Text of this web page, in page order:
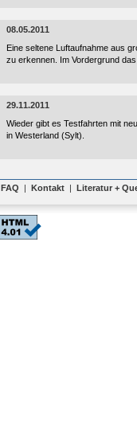
08.05.2011
Eine seltene Luftaufnahme aus
zu erkennen. Im Vordergrund
29.11.2011
Wieder gibt es Testfahrten mit
in Westerland (Sylt).
FAQ | Kontakt | Literatur +